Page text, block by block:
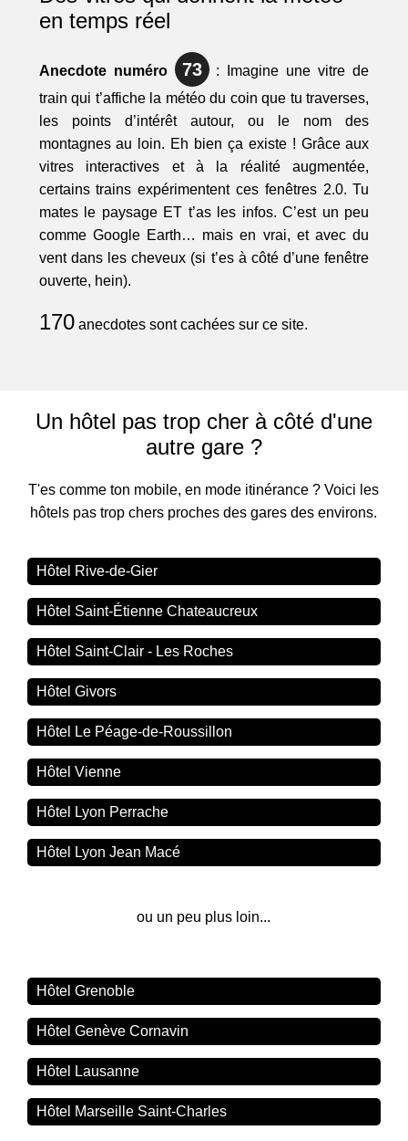
en temps réel
Anecdote numéro 73 : Imagine une vitre de
train qui t’affiche la météo du coin que tu traverses,
les points d’intérêt autour, ou le nom des
montagnes au loin. Eh bien ça existe ! Grâce aux
vitres interactives et à la réalité augmentée,
certains trains expérimentent ces fenêtres 2.0. Tu
mates le paysage ET t’as les infos. C’est un peu
comme Google Earth… mais en vrai, et avec du
vent dans les cheveux (si t’es à côté d’une fenêtre
ouverte, hein).
170anecdotes sont cachées sur ce site.
Un hôtel pas trop cher à côté d'une
autre gare ?
T'es comme ton mobile, en mode itinérance ? Voici les
hôtels pas trop chers proches des gares des environs.
Hôtel Rive-de-Gier
Hôtel Saint-Étienne Chateaucreux
Hôtel Saint-Clair - Les Roches
Hôtel Givors
Hôtel Le Péage-de-Roussillon
Hôtel Vienne
Hôtel Lyon Perrache
Hôtel Lyon Jean Macé
ou un peu plus loin...
Hôtel Grenoble
Hôtel Genève Cornavin
Hôtel Lausanne
Hôtel Marseille Saint-Charles